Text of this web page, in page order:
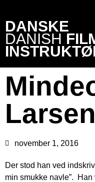
DANSKE
DANISH
Larsen
november 1, 2016
Der stod han ved
min smukke navle”.